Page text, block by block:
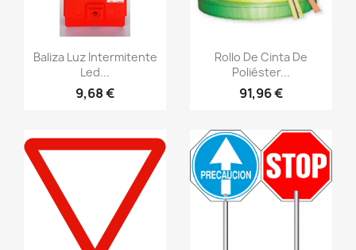
visibilityVistazo rápido
Baliza Luz Intermitente
Led...
9,68 €
visibilityVistazo rápido
Rollo De Cinta De
Poliéster...
91,96 €